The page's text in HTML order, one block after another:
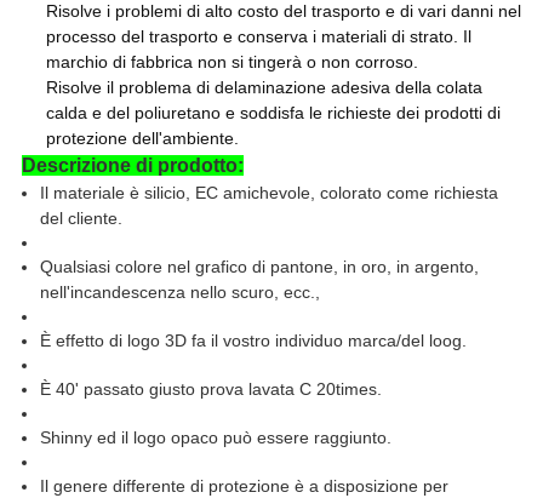
Risolve i problemi di alto costo del trasporto e di vari danni nel
processo del trasporto e conserva i materiali di strato. Il
marchio di fabbrica non si tingerà o non corroso.
Risolve il problema di delaminazione adesiva della colata
calda e del poliuretano e soddisfa le richieste dei prodotti di
protezione dell'ambiente.
Descrizione di prodotto:
Il materiale è silicio, EC amichevole, colorato come richiesta
del cliente.
Qualsiasi colore nel grafico di pantone, in oro, in argento,
nell'incandescenza nello scuro, ecc.,
È effetto di logo 3D fa il vostro individuo marca/del loog.
È 40' passato giusto prova lavata C 20times.
Shinny ed il logo opaco può essere raggiunto.
Il genere differente di protezione è a disposizione per